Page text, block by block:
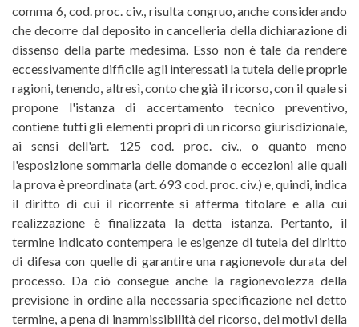
comma 6, cod. proc. civ., risulta congruo, anche considerando
che decorre dal deposito in cancelleria della dichiarazione di
dissenso della parte medesima. Esso non è tale da rendere
eccessivamente difficile agli interessati la tutela delle proprie
ragioni, tenendo, altresì, conto che già il ricorso, con il quale si
propone l'istanza di accertamento tecnico preventivo,
contiene tutti gli elementi propri di un ricorso giurisdizionale,
ai sensi dell'art. 125 cod. proc. civ., o quanto meno
l'esposizione sommaria delle domande o eccezioni alle quali
la prova è preordinata (art. 693 cod. proc. civ.) e, quindi, indica
il diritto di cui il ricorrente si afferma titolare e alla cui
realizzazione è finalizzata la detta istanza. Pertanto, il
termine indicato contempera le esigenze di tutela del diritto
di difesa con quelle di garantire una ragionevole durata del
processo. Da ciò consegue anche la ragionevolezza della
previsione in ordine alla necessaria specificazione nel detto
termine, a pena di inammissibilità del ricorso, dei motivi della